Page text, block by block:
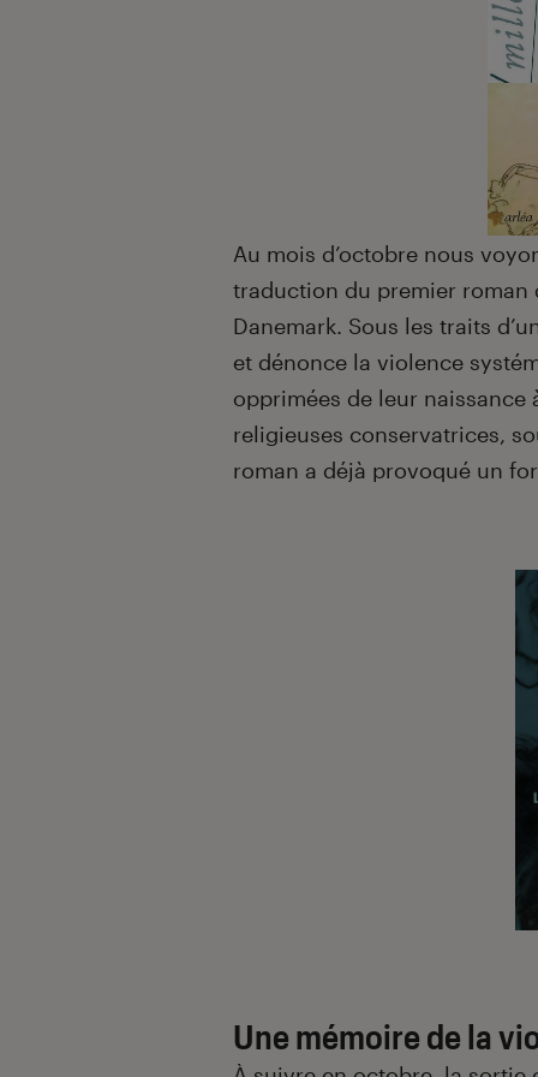
Au mois d’octobre nous
traduction du premier roman
Danemark. Sous les traits
et dénonce la violence
opprimées de leur
religieuses conservatrices,
roman a déjà provoqué un
Une mémoire de la